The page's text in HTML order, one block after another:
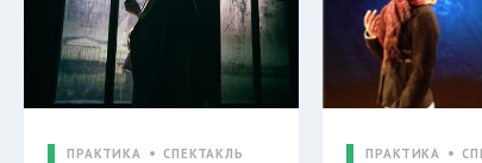
ПРАКТИКА СПЕКТАКЛЬ ПРАКТИКА